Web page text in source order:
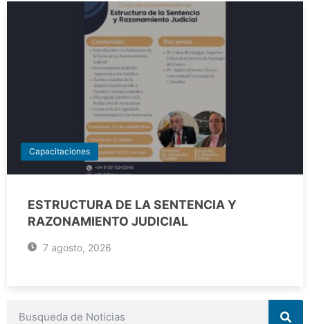
Capacitaciones
ESTRUCTURA DE LA SENTENCIA Y
RAZONAMIENTO JUDICIAL
7 agosto, 2026